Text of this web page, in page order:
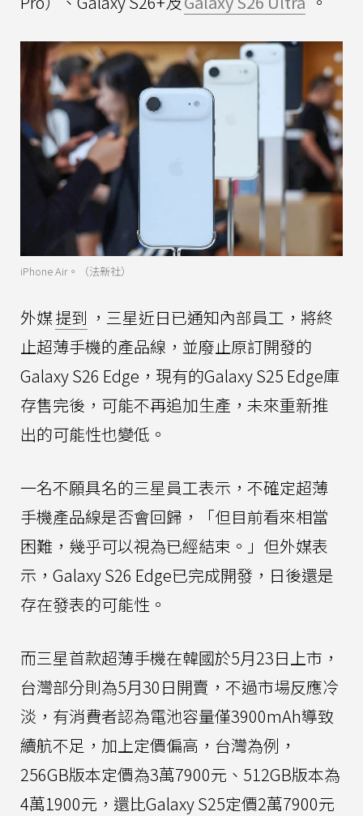
iPhone Air。（法新社）
外媒提到 ，三星近日已通知內部員工，將終
止超薄手機的產品線，並廢止原訂開發的
Galaxy S26 Edge，現有的Galaxy S25 Edge庫
存售完後，可能不再追加生產，未來重新推
出的可能性也變低。
一名不願具名的三星員工表示，不確定超薄
手機產品線是否會回歸，「但目前看來相當
困難，幾乎可以視為已經結束。」但外媒表
示，Galaxy S26 Edge已完成開發，日後還是
存在發表的可能性。
而三星首款超薄手機在韓國於5月23日上市，
台灣部分則為5月30日開賣，不過市場反應冷
淡，有消費者認為電池容量僅3900mAh導致
續航不足，加上定價偏高，台灣為例，
256GB版本定價為3萬7900元、512GB版本為
4萬1900元，還比Galaxy S25定價2萬7900元